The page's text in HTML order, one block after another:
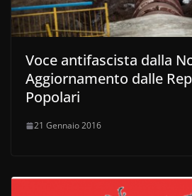
Voce antifascista dalla
Aggiornamento dalle
Popolari
21 Gennaio 2016